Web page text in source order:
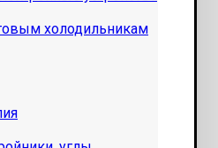
холодильникам